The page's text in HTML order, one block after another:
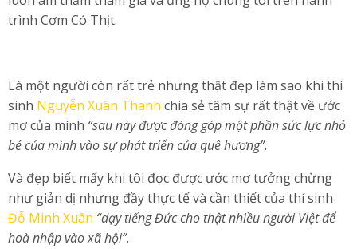
trình Cơm Có Thịt.
Là một người còn rất trẻ nhưng thật đẹp làm sao khi thí
sinh Nguyễn Xuân Thanh chia sẻ tâm sự rất thật về ước
mơ của mình “sau này được đóng góp một phần sức lực nhỏ
bé của mình vào sự phát triển của quê hương”.
Và đẹp biết mấy khi tôi đọc được ước mơ tưởng chừng
như giản dị nhưng đầy thực tế và cần thiết của thí sinh
Đỗ Minh Xuân “dạy tiếng Đức cho thật nhiều người Việt để
hoà nhập vào xã hội”.